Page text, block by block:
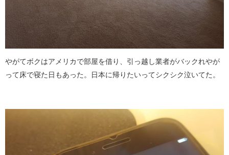
やがてボクはアメリカで部屋を借り、引っ越し業者がバックれやが
って床で寝た日もあった。日本に帰りたいってシクシク泣いてた。